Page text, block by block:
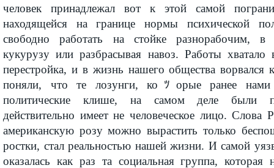
человек принадлежал вот к этой самой
находящейся на границе нормы психической
свободно работать на стойке разнорабочим, в
кукурузу или разбрасывая навоз. Работы
перестройка, и в жизнь нашего общества ворвался
поняли, что те лозунги, коﾂорые ранее нами
политические клише, на самом деле были
действительно имеет не человеческое лицо. Слова
американскую розу можно вырастить только
ростки, стал реальностью нашей жизни. И самой
оказалась как раз та социальная группа, которая